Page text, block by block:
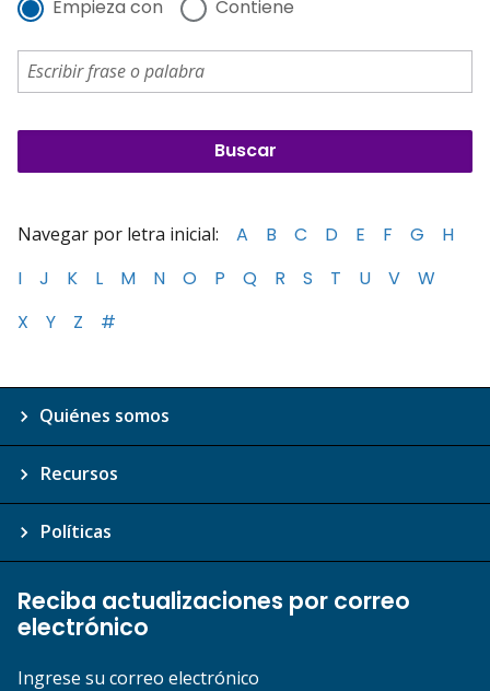
Empieza con Contiene
Navegar por letra inicial: A B C D E F G
H
I
J K L M N O P Q R S T U V
W
X
Y Z #
Quiénes somos
Recursos
Políticas
Reciba actualizaciones por correo
electrónico
Ingrese su correo electrónico